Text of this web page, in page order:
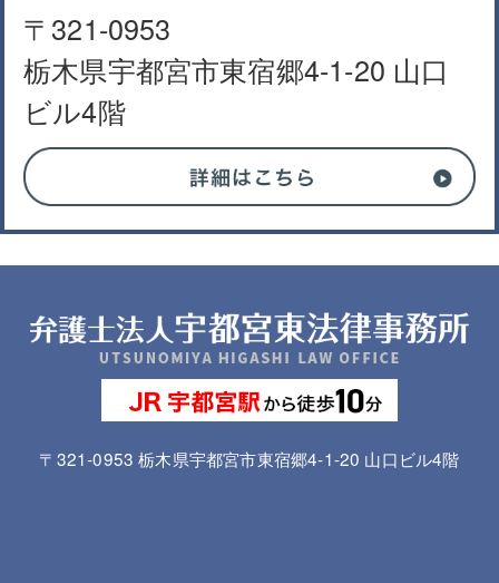
〒321-0953
栃木県宇都宮市東宿郷4-1-20 山口
ビル4階
〒321-0953 栃木県宇都宮市東宿郷4-1-20 山口ビル4階